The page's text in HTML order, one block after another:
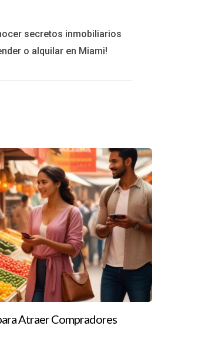
mudarse inmediatamente,
a planificar visitas y
adicional, el agente puede
se trata de encontrar un hogar
moderna, cerca de servicios
y aspiraciones.
agente ofrecerle oportunidades
financiera a largo plazo.
secretos inmobiliarios
o alquilar en Miami!
Atraer Compradores